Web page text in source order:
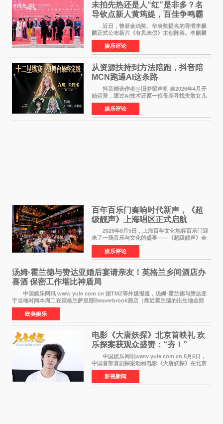
未拍先热还是人“红”是非多？名
导钦点新人黄筠媞，百佳争鸣霸
气回应
近日，曾获金鸡奖、华表奖提名的导演李麒
麟正式公布新片《有凤来仪》主创阵容。李麒麟
早年凭电影《华容道》获得金鸡奖、华表奖提
名，此后长期参与国内外电影制作，其担任制片
人参与的作品亦曾
娱乐评论
从资源扶持到方法陪跑，抖音陪
MCN跑通AI这条路
抖音精选作者@旧梦留声机 自2026年4月开
始运营，通过AI技术还原一位母亲寻找失散女儿
的故事，凭借强情感表达获得大量用户关注，发
布仅21小时便获得超1亿曝光、超1000万互动。
此后，账号持续沿
娱乐评论
百年百乐门奏响时代新声，《超
级靓声》上海唱区正式启航
2026年8月5日，上海百年文化地标百乐门迎
来了一场音乐与文化的盛事——《超级靓声》全
国励志音乐公益节目上海唱区新闻发布会暨启动
仪式在此隆重举行。各界领导、嘉宾与媒体朋友
齐聚一堂，共同
娱乐评论
汤姆·霍兰德与赞达亚婚后宴请亲友！英格兰乡间酒店办
喜酒 保密工作堪比神盾局
中国娱乐网讯 www yule com cn 据TMZ等外媒报道，汤姆·霍兰德与赞达亚
于当地时间本周二在英格兰萨里郡Beaverbrook酒店（靠近霍兰德的出生地金斯
顿）举办婚宴，邀请家人与朋友们喝喜酒，庆祝
欧美娱乐
电影《大唐妖探》北京首映礼 欢
乐探案获观众盛赞：“夯！”
中国娱乐网讯www yule com cn 8月6日，
中国首部喜剧探案动画电影《大唐妖探》在北京
举办电影首映礼。导演程腾、联合导演黄珉、总
制片人曹紫建、制片人李莹莹，配音导演张喆，
对白指导程寅，领
影视新闻